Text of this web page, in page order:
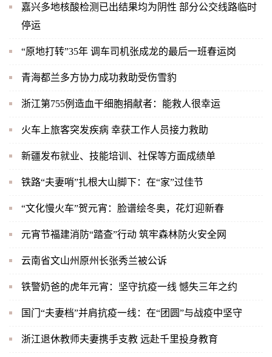
嘉兴多地核酸检测已出结果均为阴性 部分公交线路临时
停运
“原地打转”35年 调车司机张成龙的最后一班春运岗
青海都兰多方协力成功救助受伤雪豹
浙江第755例造血干细胞捐献者：能救人很幸运
火车上旅客突发疾病 幸获工作人员接力救助
新疆发布就业、技能培训、社保等方面成绩单
铁路“夫妻哨”扎根大山脚下：在“家”过佳节
“文化慢火车”贺元宵：脸谱绘冬奥，花灯迎新春
元宵节福建消防“踏查”行动 筑牢森林防火安全网
云南省文山州原州长张秀兰被公诉
铁警奶爸的虎年元宵：坚守抗疫一线 憾失三年之约
国门“夫妻档”并肩抗疫一线：在“团圆”与战疫中坚守
浙江退休教师夫妻携手支教 远赴千里投身教育